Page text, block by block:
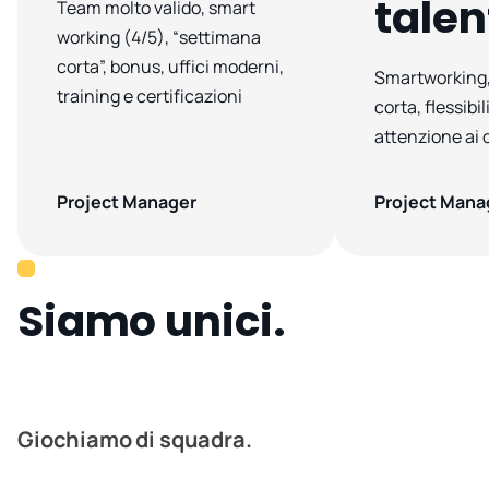
Team molto valido, smart
working (4/5), “settimana
corta”, bonus, uffici moderni,
training e certificazioni
Project Manager
corta,
attenzione ai
Project
Siamo unici.
Giochiamo di squadra.